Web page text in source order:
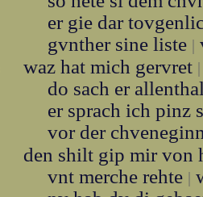
er gie dar
gvnther sine liste |
waz hat mich gervret |
do sach er
er sprach ich pinz
vor der
den shilt gip mir von
vnt merche rehte |